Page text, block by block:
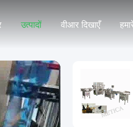
उत्पादों वीआर दिखाएँ